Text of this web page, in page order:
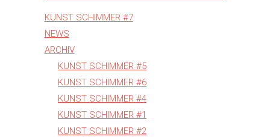
KUNST SCHIMMER #7
NEWS
ARCHIV
KUNST SCHIMMER #5
KUNST SCHIMMER #6
KUNST SCHIMMER #4
KUNST SCHIMMER #1
KUNST SCHIMMER #2